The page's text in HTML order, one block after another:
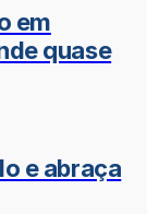
em
quase
e abraça